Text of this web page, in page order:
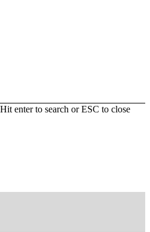
Hit enter to search or ESC to close